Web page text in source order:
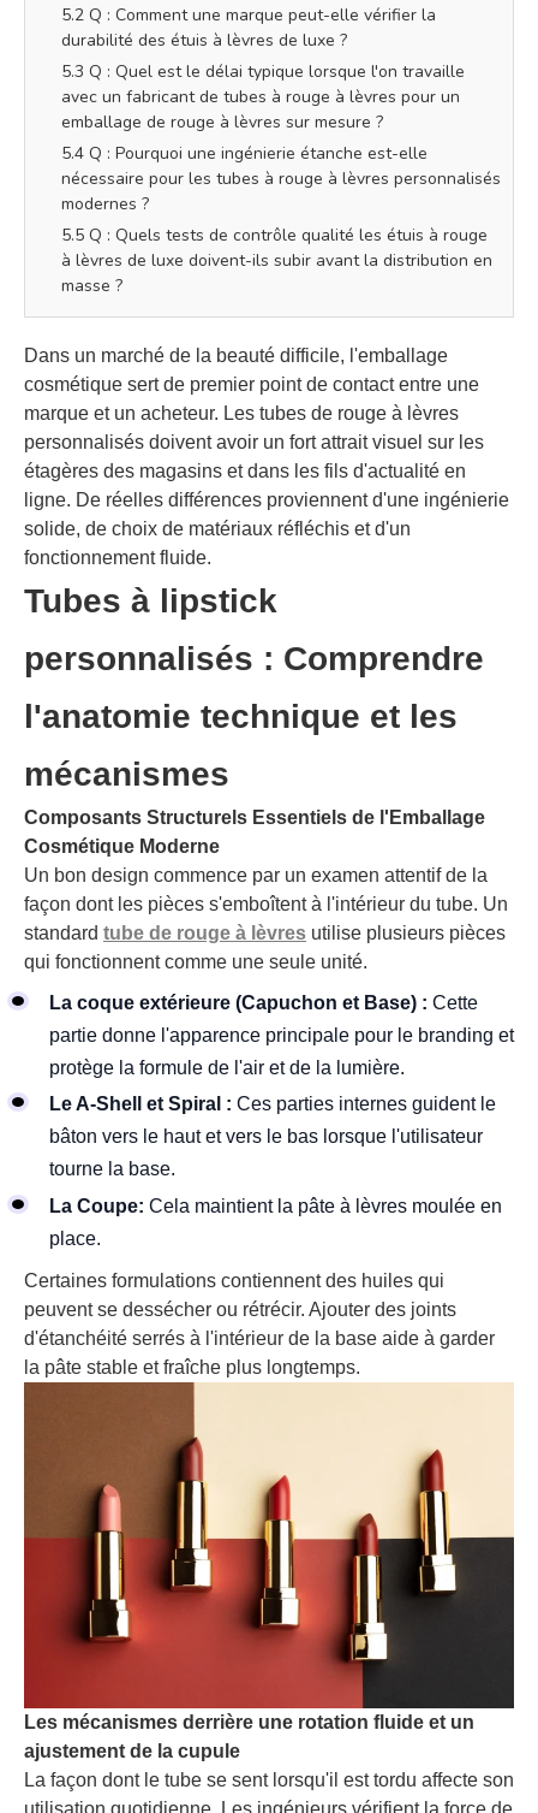
5.2 Q : Comment une marque peut-elle vérifier la
durabilité des étuis à lèvres de luxe ?
5.3 Q : Quel est le délai typique lorsque l'on travaille
avec un fabricant de tubes à rouge à lèvres pour un
emballage de rouge à lèvres sur mesure ?
5.4 Q : Pourquoi une ingénierie étanche est-elle
nécessaire pour les tubes à rouge à lèvres personnalisés
modernes ?
5.5 Q : Quels tests de contrôle qualité les étuis à rouge
à lèvres de luxe doivent-ils subir avant la distribution en
masse ?
Dans un marché de la beauté difficile, l'emballage
cosmétique sert de premier point de contact entre une
marque et un acheteur. Les tubes de rouge à lèvres
personnalisés doivent avoir un fort attrait visuel sur les
étagères des magasins et dans les fils d'actualité en
ligne. De réelles différences proviennent d'une ingénierie
solide, de choix de matériaux réfléchis et d'un
fonctionnement fluide.
Tubes à lipstick
personnalisés : Comprendre
l'anatomie technique et les
mécanismes
Composants Structurels Essentiels de l'Emballage
Cosmétique Moderne
Un bon design commence par un examen attentif de la
façon dont les pièces s'emboîtent à l'intérieur du tube. Un
standard tube de rouge à lèvres utilise plusieurs pièces
qui fonctionnent comme une seule unité.
La coque extérieure (Capuchon et Base) : Cette
partie donne l'apparence principale pour le branding et
protège la formule de l'air et de la lumière.
Le A-Shell et Spiral : Ces parties internes guident le
bâton vers le haut et vers le bas lorsque l'utilisateur
tourne la base.
La Coupe: Cela maintient la pâte à lèvres moulée en
place.
Certaines formulations contiennent des huiles qui
peuvent se dessécher ou rétrécir. Ajouter des joints
d'étanchéité serrés à l'intérieur de la base aide à garder
la pâte stable et fraîche plus longtemps.
Les mécanismes derrière une rotation fluide et un
ajustement de la cupule
La façon dont le tube se sent lorsqu'il est tordu affecte son